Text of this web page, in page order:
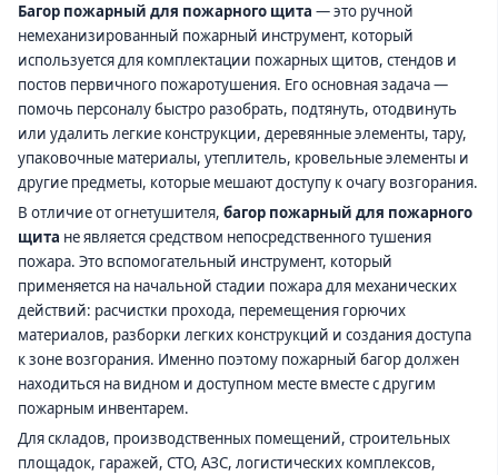
Багор пожарный для пожарного щита — это ручной
немеханизированный пожарный инструмент, который
используется для комплектации пожарных щитов, стендов и
постов первичного пожаротушения. Его основная задача —
помочь персоналу быстро разобрать, подтянуть, отодвинуть
или удалить легкие конструкции, деревянные элементы, тару,
упаковочные материалы, утеплитель, кровельные элементы и
другие предметы, которые мешают доступу к очагу возгорания.
В отличие от огнетушителя, багор пожарный для пожарного
щита не является средством непосредственного тушения
пожара. Это вспомогательный инструмент, который
применяется на начальной стадии пожара для механических
действий: расчистки прохода, перемещения горючих
материалов, разборки легких конструкций и создания доступа
к зоне возгорания. Именно поэтому пожарный багор должен
находиться на видном и доступном месте вместе с другим
пожарным инвентарем.
Для складов, производственных помещений, строительных
площадок, гаражей, СТО, АЗС, логистических комплексов,